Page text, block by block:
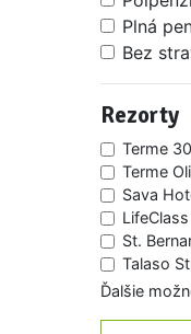
Plná
Bez
Rezorty
Terme
Terme
Sava
St.
Talaso
Ďalšie